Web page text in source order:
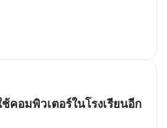
คอมพิวเตอร์ในโรงเรียนอีก